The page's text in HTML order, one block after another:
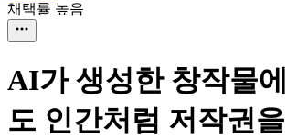
채택률 높음
AI가 생성한 창작물
도 인간처럼 저작권